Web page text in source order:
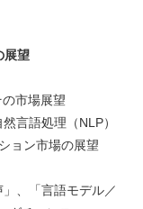
展望
市場展望
語処理（NLP）
ン市場の展望
、「言語モデル／